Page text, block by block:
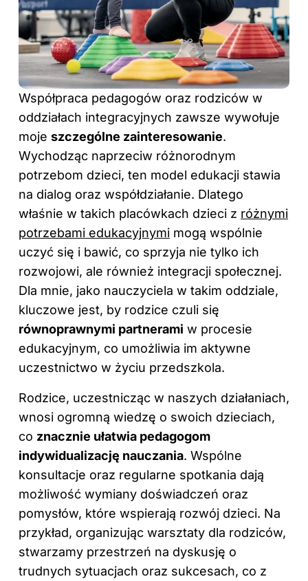
Współpraca pedagogów oraz rodziców w
oddziałach integracyjnych zawsze wywołuje
moje szczególne zainteresowanie.
Wychodząc naprzeciw różnorodnym
potrzebom dzieci, ten model edukacji stawia
na dialog oraz współdziałanie. Dlatego
właśnie w takich placówkach dzieci z różnymi
potrzebami edukacyjnymi mogą wspólnie
uczyć się i bawić, co sprzyja nie tylko ich
rozwojowi, ale również integracji społecznej.
Dla mnie, jako nauczyciela w takim oddziale,
kluczowe jest, by rodzice czuli się
równoprawnymi partnerami w procesie
edukacyjnym, co umożliwia im aktywne
uczestnictwo w życiu przedszkola.
Rodzice, uczestnicząc w naszych działaniach,
wnosi ogromną wiedzę o swoich dzieciach,
co znacznie ułatwia pedagogom
indywidualizację nauczania. Wspólne
konsultacje oraz regularne spotkania dają
możliwość wymiany doświadczeń oraz
pomysłów, które wspierają rozwój dzieci. Na
przykład, organizując warsztaty dla rodziców,
stwarzamy przestrzeń na dyskusję o
trudnych sytuacjach oraz sukcesach, co z